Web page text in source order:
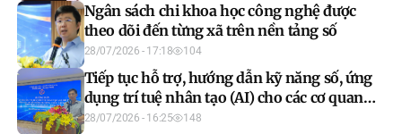
Ngân sách chi khoa học công nghệ được
theo dõi đến từng xã trên nền tảng số
28/07/2026 - 17:18 104
Tiếp tục hỗ trợ, hướng dẫn kỹ năng số, ứng
dụng trí tuệ nhân tạo (AI) cho các cơ quan
khối thi đua Tham mưu - Tổng hợp
28/07/2026 - 16:25 148